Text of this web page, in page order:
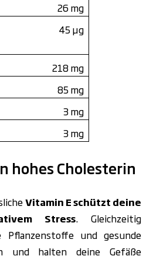
26 mg
45 µg
218 mg
85 mg
3 mg
3 mg
hohes Cholesterin
Vitamin E schützt deine
Stress. Gleichzeitig
Pflanzenstoffe und gesunde
und halten deine Gefäße